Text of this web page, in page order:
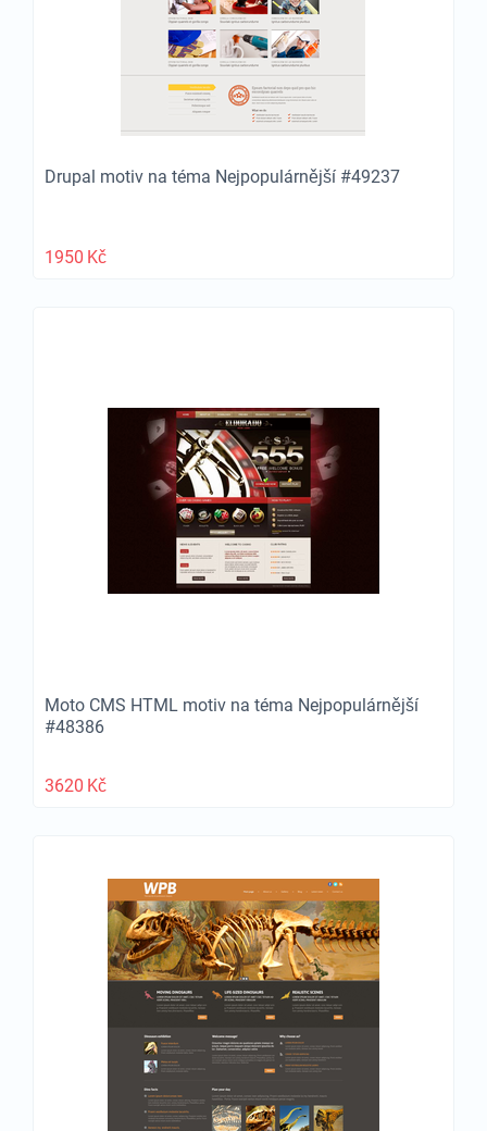
Drupal motiv na téma Nejpopulárnější #49237
1950 Kč
Moto CMS HTML motiv na téma Nejpopulárnější
#48386
3620 Kč